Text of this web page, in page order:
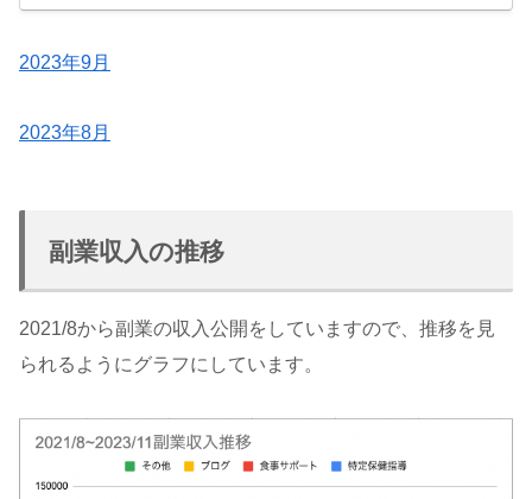
2023年9月
2023年8月
副業収入の推移
2021/8から副業の収入公開をしていますので、推移を見
られるようにグラフにしています。